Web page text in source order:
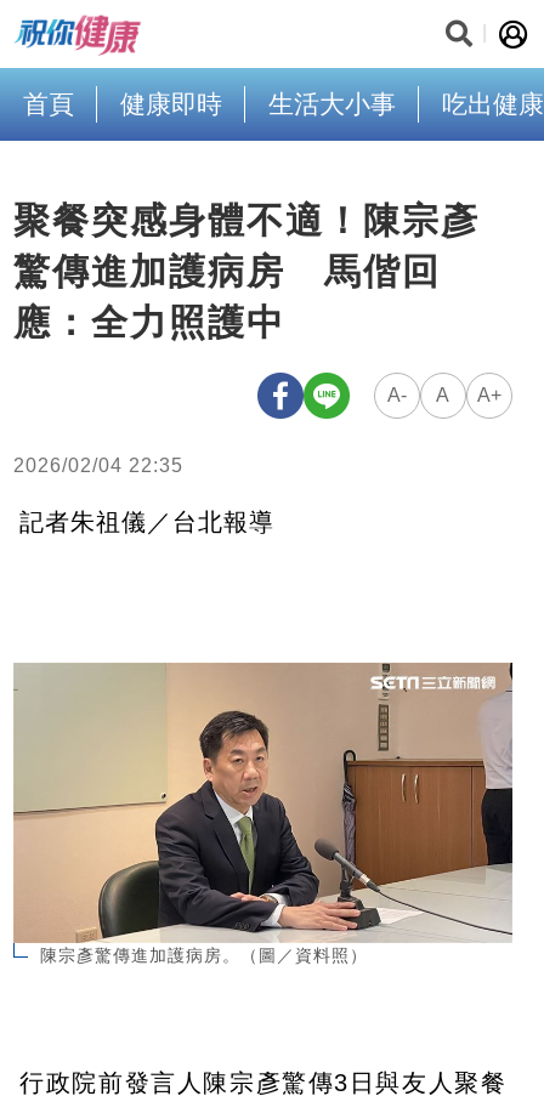
首頁 健康即時 生活大小事 吃出健康
聚餐突感身體不適！陳宗彥
驚傳進加護病房 馬偕回
應：全力照護中
A- A A+
2026/02/04 22:35
記者朱祖儀／台北報導
陳宗彥驚傳進加護病房。（圖／資料照）
行政院前發言人陳宗彥驚傳3日與友人聚餐